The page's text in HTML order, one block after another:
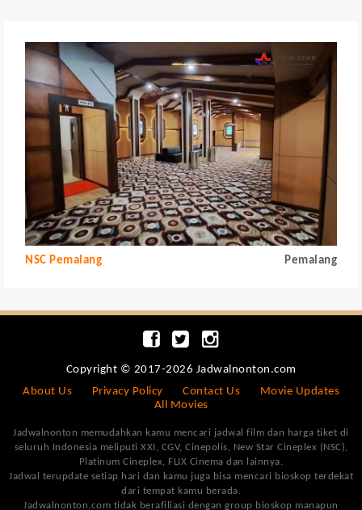
NSC Pemalang Pemalang
Copyright © 2017-2026 Jadwalnonton.com
About Us
Privacy Policy Contact Us
Movie Updates
All Movies
Jadwalnonton memudahkan kamu mencari jadwal film dan harga tiket di
seluruh Indonesia meliputi XXI, CGV, Cinepolis, New Star Cineplex (NSC),
Platinum Cineplex, FLIX Cinema dan lainnya.
Jadwal terupdate setiap hari dan kamu juga bisa mencari bioskop terdekat
dari tempat kamu berada.
Jadwalnonton.com tidak berafiliasi dengan group bioskop manapun